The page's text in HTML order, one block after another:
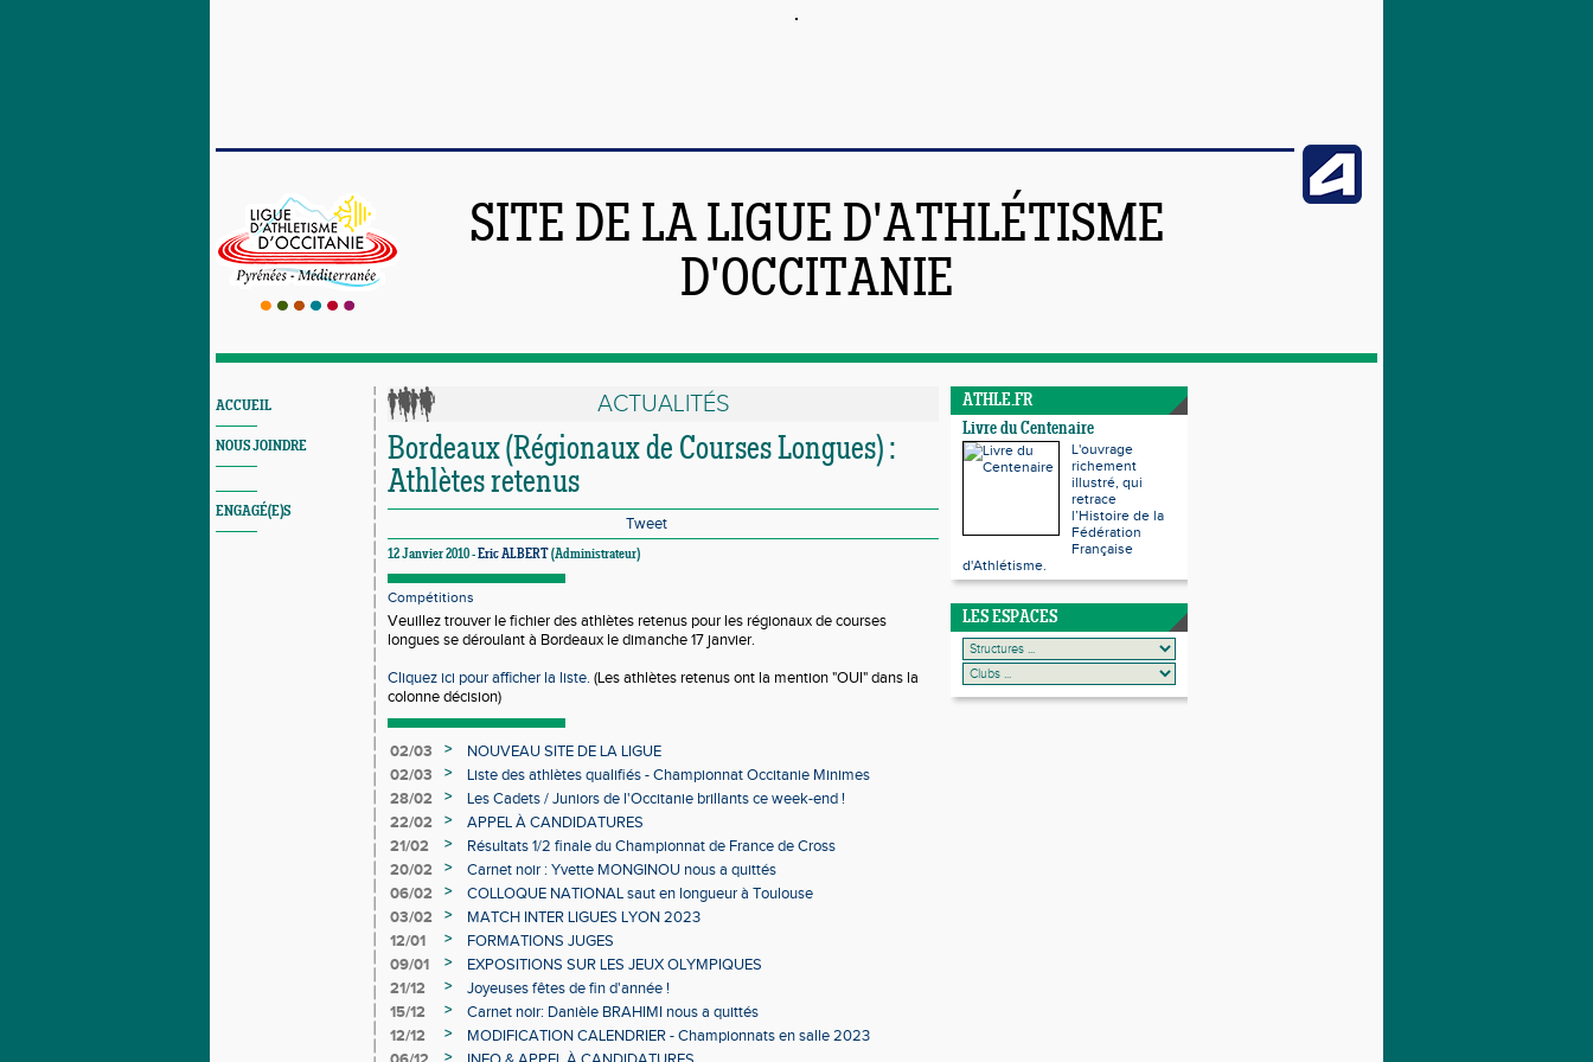
SITE DE LA LIGUE D'ATHLÉTISME
D'OCCITANIE
ACCUEIL
NOUS JOINDRE
ENGAGÉ(E)S
ACTUALITÉS
Bordeaux (Régionaux de Courses Longues) :
Athlètes retenus
Tweet
12 Janvier 2010 -Eric ALBERT(Administrateur)
Compétitions
Veuillez trouver le fichier des athlètes retenus pour les régionaux de courses
longues se déroulant à Bordeaux le dimanche 17 janvier.
Cliquez ici pour afficher la liste. (Les athlètes retenus ont la mention "OUI" dans la
colonne décision)
02/03 >
NOUVEAU SITE DE LA LIGUE
02/03
>
Liste des athlètes qualifiés - Championnat Occitanie Minimes
Individuels en salle
28/02 >
Les Cadets / Juniors de l'Occitanie brillants ce week-end !
22/02
>
APPEL À CANDIDATURES
21/02
>
Résultats 1/2 finale du Championnat de France de Cross
20/02
>
Carnet noir : Yvette MONGINOU nous a quittés
06/02
>
COLLOQUE NATIONAL saut en longueur à Toulouse
03/02
>
MATCH INTER LIGUES LYON 2023
12/01
>
FORMATIONS JUGES
09/01
>
EXPOSITIONS SUR LES JEUX OLYMPIQUES
21/12
>
Joyeuses fêtes de fin d'année !
15/12
>
Carnet noir: Danièle BRAHIMI nous a quittés
12/12
>
MODIFICATION CALENDRIER - Championnats en salle 2023
>
ATHLE.FR
Livre du Centenaire
L'ouvrage
richement
illustré, qui
retrace
l’Histoire de la
Fédération
Française
d'Athlétisme.
LES ESPACES